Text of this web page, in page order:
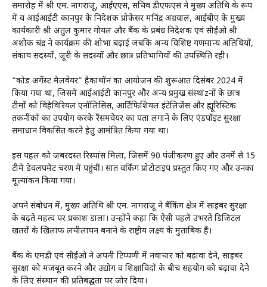
समारोह में श्री एम. नागराजू, आईएएस, सचिव डीएफएस ने मुख्य अतिथि के रूप
में व आईआईटी कानपुर के निदेशक प्रोफेसर मनिंद्र अग्रवाल, आईबीए के मुख्य
कार्यकारी श्री अतुल कुमार गोयल और बैंक के प्रबंध निदेशक एवं सीईओ श्री
अशोक चंद्र ने कार्यक्रम की शोभा बढ़ाई जबकि अन्य विशिष्ट गणमान्य अतिथियों,
संकाय सदस्यों, जूरी के सदस्यों और छात्र प्रतिभागियों की उपस्थिति रही।
“कोड अगेंस्ट मैलवेयर” हैकाथॉन का आयोजन की शुरूआत दिसंबर 2024 में
किया गया था, जिसमें आईआईटी कानपुर और अन्य प्रमुख संस्थाzनों के छात्र
टीमों को विहैविरियल एनॉलिसिस, आर्टिफिशियल इंटेलिजेंस और ह्यूरिस्टिक
तकनीकों का उपयोग करके रैंसमवेयर का पता लगाने के लिए एंडपॉइंट सुरक्षा
समाधान विकसित करने हेतु आमंत्रित किया गया था।
इस पहल को जबरदस्त रिस्पांस मिला, जिसमें 90 पंजीकरण हुए और उनमें से 15
टीमें डेवलपमेंट चरण में पहुंचीं। सात वर्किंग प्रोटोटाइप प्रस्तुत किए गए और उनका
मूल्यांकन किया गया।
अपने संबोधन में, मुख्य अतिथि श्री एम. नागराजू ने बैंकिंग क्षेत्र में साइबर सुरक्षा
के बढ़ते महत्व पर प्रकाश डाला। उन्होंने कहा कि ऐसी पहलें उभरते डिजिटल
खतरों के खिलाफ लचीलापन बनाने के राष्ट्रीय लक्ष्य के मुताबिक हैं।
बैंक के एमडी एवं सीईओ ने अपनी टिप्पणी में नवाचार को बढ़ावा देने, साइबर
सुरक्षा को मजबूत करने और उद्योग व शिक्षाविदों के बीच सहयोग को बढ़ावा देने
के लिए संस्थान की प्रतिबद्धता पर जोर दिया।